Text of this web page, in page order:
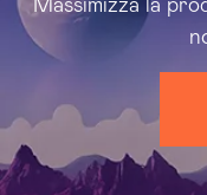
Massimizza la